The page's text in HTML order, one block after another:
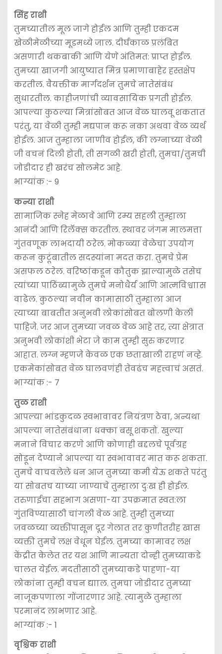
सिंह राशी
तुमच्यातील मूल जागे होईल आणि तुम्ही एकदम
खेळीमेळीच्या मूडमध्ये जाल. दीर्घकाळ प्रलंबित
असणारी थकबाकी आणि येणे अंतिमत: प्राप्त होईल.
तुमच्या खाजगी आयुष्यात मित्र प्रमाणाबाहेर हस्तक्षेप
करतील. वैयक्तीक मार्गदर्शन तुमचे नातेसंबंध
सुधारतील. काहीजणांची व्यावसायिक प्रगती होईल.
आपल्या कुठल्या मित्रांसोबत आज वेळ घालवू शकतात
परंतु, या वेळी तुम्ही मद्यपान करू नका अथवा वेळ व्यर्थ
होईल. आज तुम्हाला जाणीव होईल, की लग्नाच्या वेळी
जी वचनं दिली होती, ती सगळी खरी होती, तुमचा/तुमची
जोडीदार ही खरंच सोलमेट आहे.
भाग्यांक :- 9
कन्या राशी
सामाजिक स्नेह मेळावे आणि रम्य सहली तुम्हाला
आनंदी आणि रिलॅक्स करतील. स्थावर जंगम मालमत्ता
गुंतवणूक लाभदायी ठरेल. मोकळ्या वेळेचा उपयोग
करून कुटूंबातील सदस्यांना मदत करा. तुमचे प्रेम
असफल ठरेल. वरिष्ठांकडून कौतुक झाल्यामुळे तसेच
त्यांच्या पाठिंब्यामुळे तुमचे मनोधैर्य आणि आत्मविश्वाास
वाढेल. कुठल्या नवीन कामासाठी तुम्हाला आज
त्याच्या बाबतीत अनुभवी लोकांसोबत बोलणी केली
पाहिजे. जर आज तुमच्या जवळ वेळ आहे तर, त्या क्षेत्रात
अनुभवी लोकांशी भेटा जे काम तुम्ही सुरु करणार
आहात. लग्न म्हणजे केवळ एक छताखाली राहणं नव्हे.
एकमेकांसोबत वेळ घालवणंही तेवढंच महत्त्वाचं असतं.
भाग्यांक :- 7
तुळ राशी
आपल्या भांडकुदळ स्वभावावर नियंत्रण ठेवा, अन्यथा
आपल्या नातेसंबंधाना धक्का बसू शकतो. खुल्या
मनाने विचार करणे आणि कोणाही बद्दलचे पूर्वग्रह
सोडून देण्याने आपल्या या स्वभावावर मात करू शकता.
तुमचे वाचवलेले धन आज तुमच्या कमी येऊ शकते परंतु
या सोबतच याच्या जाण्याचे तुम्हाला दुःख ही होईल.
तरुणाईचा सहभाग असणा-या उपक्रमात स्वत:ला
गुंतविण्यासाठी चांगली वेळ आहे. तुम्ही तुमच्या
जवळच्या व्यक्तींपासून दूर गेलात तर कुणीतरीह खास
व्यक्ती तुमचे लक्ष वेधून घेईल. तुमच्या कामावर लक्ष
केंद्रीत केलेत तर यश आणि मान्यता दोन्ही तुमच्याकडे
चालत येईल. मदतीसाठी तुमच्याकडे पाहणा-या
लोकांना तुम्ही वचन द्यााल. तुमचा जोडीदार तुमच्या
नाजूकपणाला गोंजारणार आहे. त्यामुळे तुम्हाला
परमानंद लाभणार आहे.
भाग्यांक :- 1
वृश्चिक राशी